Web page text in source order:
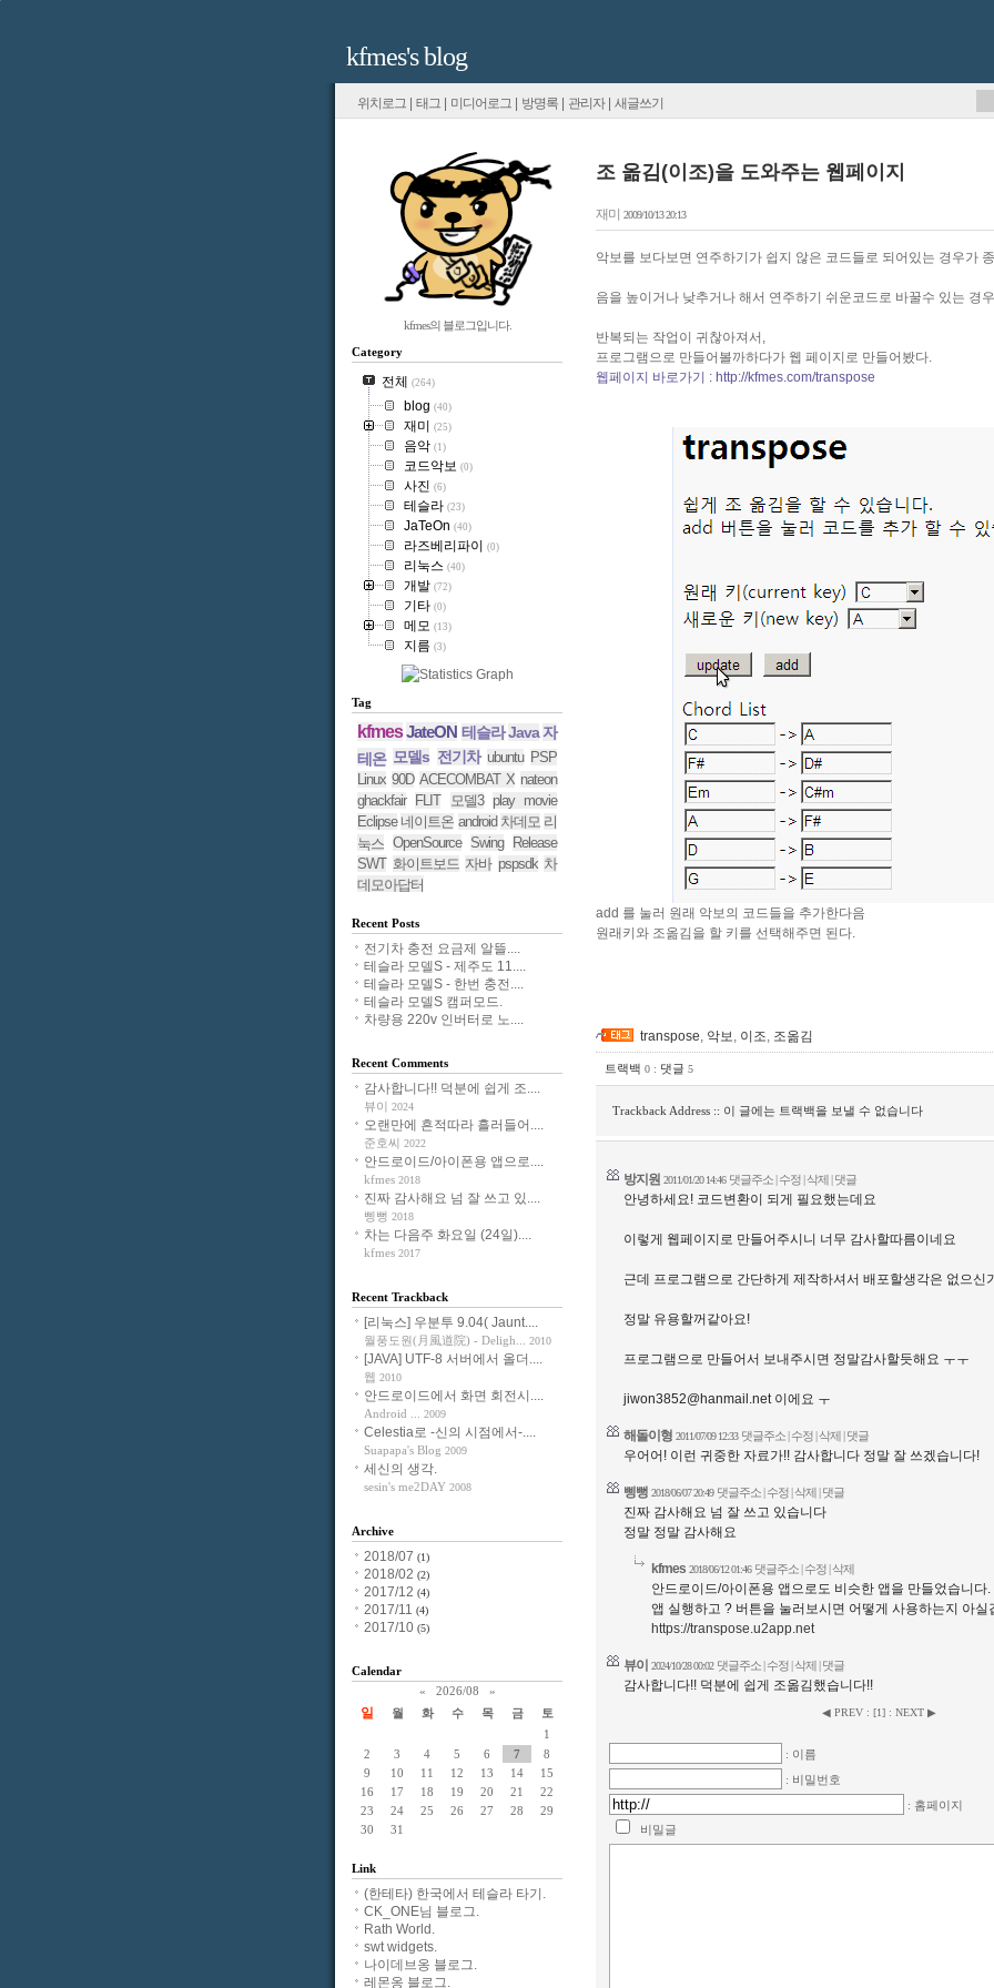
kfmes's blog
위치로그 태그 미디어로그 방명록 관리자| 새글쓰기
조 옮김(이조)을 도와주는 웹페이지
재미 2009/10/13 20:13
악보를 보다보면 연주하기가 쉽지 않은 코드들로 되어있는 경우가
음을 높이거나 낮추거나 해서 연주하기 쉬운코드로 바꿀수 있는 경
반복되는 작업이 귀찮아져서,
프로그램으로 만들어볼까하다가 웹 페이지로 만들어봤다.
웹페이지 바로가기 : http://kfmes.com/transpose
add 를 눌러 원래 악보의 코드들을 추가한다음
원래키와 조옮김을 할 키를 선택해주면 된다.
transpose, 악보, 이조, 조옮김
트랙백 0 : 댓글 5
Trackback Address :: 이 글에는 트랙백을 보낼 수 없습니다
방지원 2011/01/20 14:46 댓글주소 |수정 | 삭제 |댓글
안녕하세요! 코드변환이 되게 필요했는데요
이렇게 웹페이지로 만들어주시니 너무 감사할따름이네요
근데 프로그램으로 간단하게 제작하셔서 배포할생각은 없으신
정말 유용할꺼같아요!
프로그램으로 만들어서 보내주시면 정말감사할듯해요 ㅜㅜ
jiwon3852@hanmail.net이에요 ㅜ
해돌이형 2011/07/09 12:33 댓글주소 |수정 | 삭제 |댓글
우어어! 이런 귀중한 자료가!! 감사합니다 정말 잘 쓰겠습니다!
삥뻥 2018/06/07 20:49 댓글주소 |수정 | 삭제 |댓글
진짜 감사해요 넘 잘 쓰고 있습니다
정말 정말 감사해요
kfmes 2018/06/12 01:46 댓글주소 |수정 | 삭제
안드로이드/아이폰용 앱으로도 비슷한 앱을 만들었습니다.
앱 실행하고 ? 버튼을 눌러보시면 어떻게 사용하는지 아실
https://transpose.u2app.net
뷰이 2024/10/28 00:02 댓글주소 |수정 | 삭제 |댓글
감사합니다!! 덕분에 쉽게 조옮김했습니다!!
◀ PREV : [1]: NEXT ▶
: 이름
: 비밀번호
: 홈페이지
비밀글
kfmes의 블로그입니다.
Category
전체 (264)
blog (40)
재미 (25)
음악 (1)
코드악보 (0)
사진 (6)
테슬라 (23)
JaTeOn (40)
라즈베리파이 (0)
리눅스 (40)
개발 (72)
기타 (0)
메모 (13)
지름 (3)
Tag
kfmesJateON 테슬라 Java 자
테온 모델s 전기차 ubuntu PSP
Linux 90D ACECOMBAT X nateon
ghackfair
FLIT 모델3
play movie
Eclipse 네이트온 android 차데모 리
눅스 OpenSource Swing
Release
SWT 화이트보드 자바 pspsdk 차
데모아답터
Recent Posts
전기차 충전 요금제 알뜰....
테슬라 모델S - 제주도 11....
테슬라 모델S - 한번 충전....
테슬라 모델S 캠퍼모드.
차량용 220v 인버터로 노....
Recent Comments
감사합니다!! 덕분에 쉽게 조....
뷰이 2024
오랜만에 흔적따라 흘러들어....
준호씨 2022
안드로이드/아이폰용 앱으로....
kfmes 2018
진짜 감사해요 넘 잘 쓰고 있....
삥뻥 2018
차는 다음주 화요일 (24일)....
kfmes 2017
Recent Trackback
[리눅스] 우분투 9.04( Jaunt....
월풍도원(月風道院) - Deligh... 2010
[JAVA] UTF-8 서버에서 올더....
웹 2010
안드로이드에서 화면 회전시....
Android ... 2009
Celestia로 -신의 시점에서-....
Suapapa's Blog 2009
세신의 생각.
sesin's me2DAY 2008
Archive
2018/07 (1)
2018/02 (2)
2017/12 (4)
2017/11 (4)
2017/10 (5)
Calendar
«
2026/08 »
일 월 화 수 목 금
토
1
2
3 4 5 6 7
8
9
10 11 12 13 14
15
16
17 18 19 20 21
22
23
24 25 26 27 28
29
30
31
Link
(한테타) 한국에서 테슬라 타기.
CK_ONE님 블로그.
Rath World.
swt widgets.
나이데브옹 블로그.
레몬옹 블로그.